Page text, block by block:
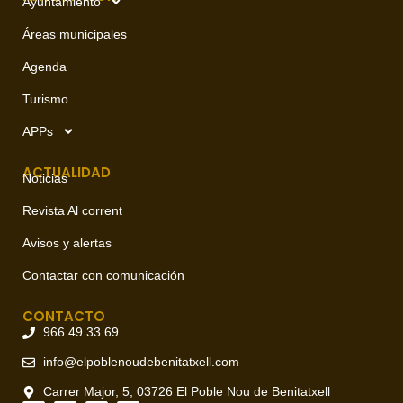
Áreas municipales
Agenda
Turismo
APPs
ACTUALIDAD
Noticias
Revista Al corrent
Avisos y alertas
Contactar con comunicación
CONTACTO
966 49 33 69
info@elpoblenoudebenitatxell.com
Carrer Major, 5, 03726 El Poble Nou de Benitatxell